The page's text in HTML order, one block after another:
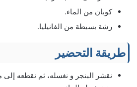
كوبان من الماء.
رشة بسيطة من الفانيليا.
طريقة التحضير
نقشر البنجر و نغسله، ثم نقطعه